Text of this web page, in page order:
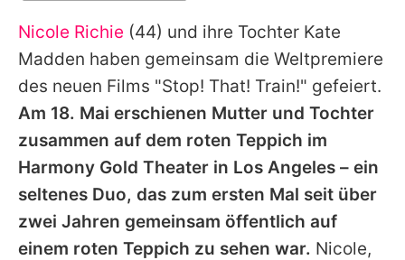
Alle Themen auf Promiflash
Jobs
App runterladen
Team
Redaktionelle Richtlinien
Impressum
Nicole Richie (44) und ihre Tochter Kate
Madden haben gemeinsam die Weltpremiere
des neuen Films "Stop! That! Train!" gefeiert.
Am 18. Mai erschienen Mutter und Tochter
zusammen auf dem roten Teppich im
Harmony Gold Theater in Los Angeles – ein
seltenes Duo, das zum ersten Mal seit über
zwei Jahren gemeinsam öffentlich auf
einem roten Teppich zu sehen war. Nicole,